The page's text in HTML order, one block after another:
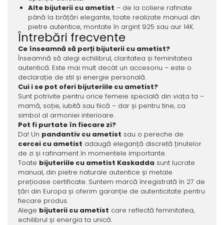
Alte bijuterii cu ametist – de la coliere rafinate
până la brățări elegante, toate realizate manual din
pietre autentice, montate în argint 925 sau aur 14K.
Întrebări frecvente
Ce înseamnă să porți bijuterii cu ametist?
Înseamnă să alegi echilibrul, claritatea și feminitatea
autentică. Este mai mult decât un accesoriu – este o
declarație de stil și energie personală.
Cui i se pot oferi bijuteriile cu ametist?
Sunt potrivite pentru orice femeie specială din viața ta –
mamă, soție, iubită sau fiică – dar și pentru tine, ca
simbol al armoniei interioare.
Pot fi purtate în fiecare zi?
Da! Un pandantiv cu ametist sau o pereche de
cercei cu ametist adaugă eleganță discretă ținutelor
de zi și rafinament în momentele importante.
Toate bijuteriile cu ametist Kaskadda sunt lucrate
manual, din pietre naturale autentice și metale
prețioase certificate. Suntem marcă înregistrată în 27 de
țări din Europa și oferim garanție de autenticitate pentru
fiecare produs.
Alege bijuterii cu ametist care reflectă feminitatea,
echilibrul și energia ta unică.